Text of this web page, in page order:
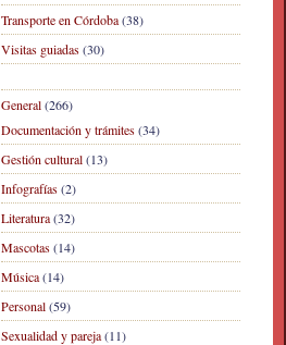
Transporte en Córdoba(38)
Visitas guiadas(30)
General(266)
Documentación y trámites(34)
Gestión cultural(13)
Infografías(2)
Literatura(32)
Mascotas(14)
Música(14)
Personal(59)
Sexualidad y pareja(11)